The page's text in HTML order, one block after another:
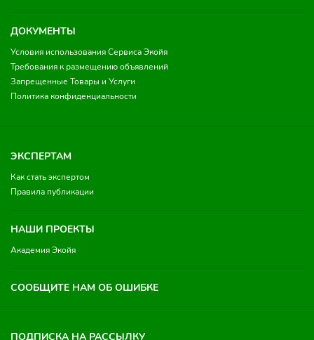
ДОКУМЕНТЫ
Условия использования Сервиса Экойя
Требования к размещению объявлений
Запрещенные Товары и Услуги
Политика конфиденциальности
ЭКСПЕРТАМ
Как стать экспертом
Правила публикации
НАШИ ПРОЕКТЫ
Академия Экойя
СООБЩИТЕ НАМ ОБ ОШИБКЕ
ПОДПИСКА НА РАССЫЛКУ